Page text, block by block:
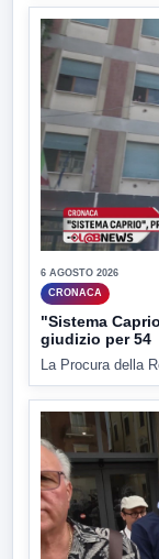
6 AGOSTO 2026
CRONACA
"Sistema
giudizio per 54
La Procura della